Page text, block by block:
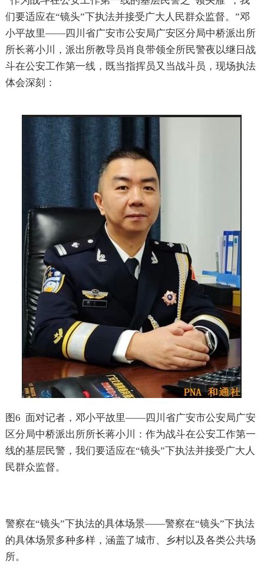
们要适应在“镜头”下执法并接受广大人民群众监督。”邓
小平故里——四川省广安市公安局广安区分局中桥派出所
所长蒋小川，派出所教导员肖良带领全所民警夜以继日战
斗在公安工作第一线，既当指挥员又当战斗员，现场执法
体会深刻：
图6 面对记者，邓小平故里——四川省广安市公安局广安
区分局中桥派出所所长蒋小川：作为战斗在公安工作第一
线的基层民警，我们要适应在“镜头”下执法并接受广大人
民群众监督。
警察在“镜头”下执法的具体场景——警察在“镜头”下执法
的具体场景多种多样，涵盖了城市、乡村以及各类公共场
所。